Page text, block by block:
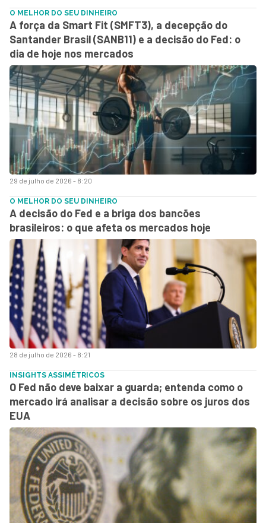
29 de julho de 2026 - 8:20
O MELHOR DO SEU DINHEIRO
A força da Smart Fit (SMFT3), a decepção do
Santander Brasil (SANB11) e a decisão do Fed: o
dia de hoje nos mercados
28 de julho de 2026 - 8:21
O MELHOR DO SEU DINHEIRO
A decisão do Fed e a briga dos bancões
brasileiros: o que afeta os mercados hoje
INSIGHTS ASSIMÉTRICOS
O Fed não deve baixar a guarda; entenda como o
mercado irá analisar a decisão sobre os juros dos
EUA